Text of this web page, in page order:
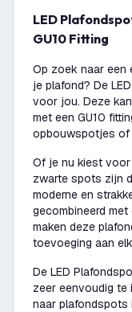
LED Plafondspot Zwart Duo - Kantelbaar -
GU10 Fitting
Op zoek naar een
je plafond? De
voor jou. Deze
met een GU10
opbouwspotjes of
Of je nu kiest
zwarte spots zijn
moderne en
gecombineerd met
maken deze
toevoeging aan
De LED
zeer eenvoudig te
naar